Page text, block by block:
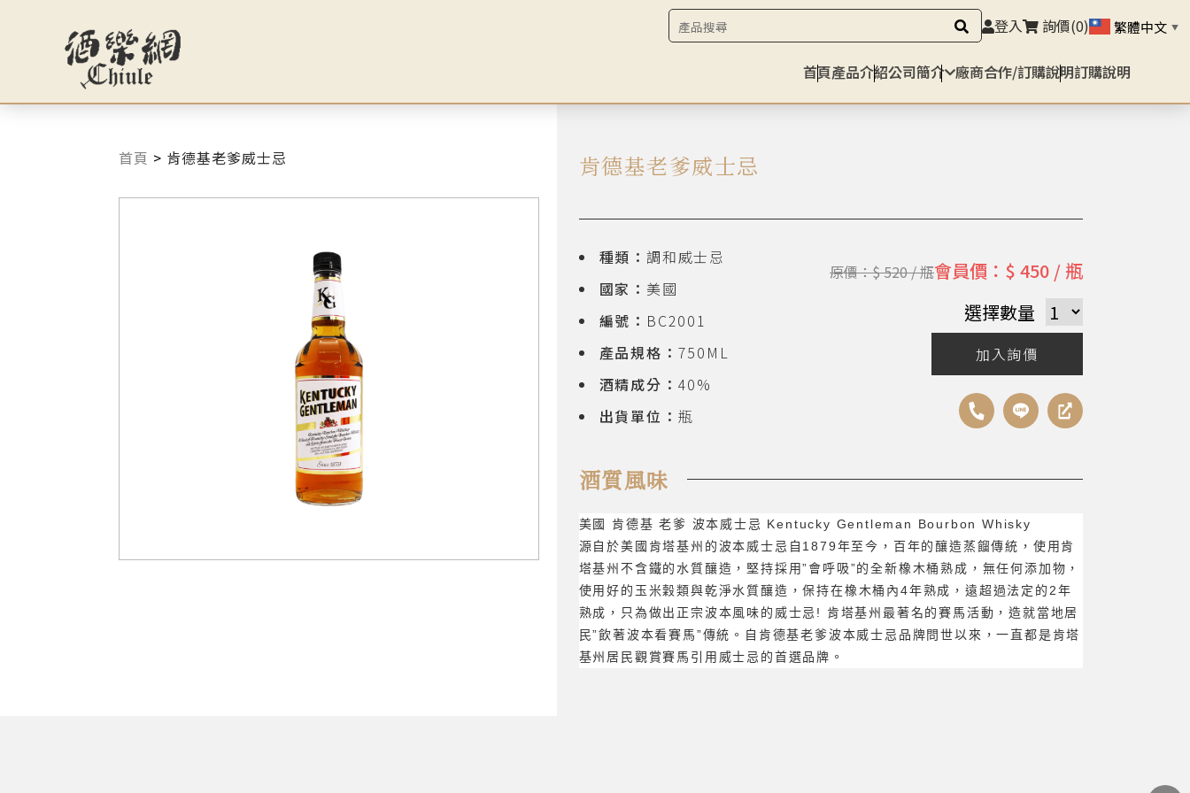
登入 詢價(0) 繁體中文 ▼
首頁產品介紹公司簡介 廠商合作/訂購說明訂購說明
首頁 > 肯德基老爹威士忌 肯德基老爹威士忌
種類： 調和威士忌
國家： 美國
編號： BC2001
產品規格： 750ML
酒精成分： 40%
出貨單位： 瓶
原價：$ 520 / 瓶會員價：$ 450 / 瓶
選擇數量
加入詢價
酒質風味
美國 肯德基 老爹 波本威士忌 Kentucky Gentleman Bourbon Whisky
源自於美國肯塔基州的波本威士忌自1879年至今，百年的釀造蒸餾傳統，使用肯
塔基州不含鐵的水質釀造，堅持採用”會呼吸”的全新橡木桶熟成，無任何添加物，
使用好的玉米穀類與乾淨水質釀造，保持在橡木桶內4年熟成，遠超過法定的2年
熟成，只為做出正宗波本風味的威士忌! 肯塔基州最著名的賽馬活動，造就當地居
民”飲著波本看賽馬”傳統。自肯德基老爹波本威士忌品牌問世以來，一直都是肯塔
基州居民觀賞賽馬引用威士忌的首選品牌。